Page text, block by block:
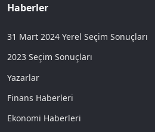
Haberler
31 Mart 2024 Yerel Seçim Sonuçları
2023 Seçim Sonuçları
Yazarlar
Finans Haberleri
Ekonomi Haberleri